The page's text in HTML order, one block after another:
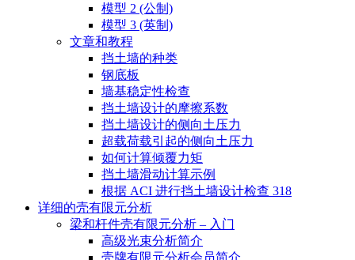
模型 2 (公制)
模型 3 (英制)
文章和教程
挡土墙的种类
钢底板
墙基稳定性检查
挡土墙设计的摩擦系数
挡土墙设计的侧向土压力
超载荷载引起的侧向土压力
如何计算倾覆力矩
挡土墙滑动计算示例
根据 ACI 进行挡土墙设计检查 318
详细的壳有限元分析
梁和杆件壳有限元分析 – 入门
高级光束分析简介
壳牌有限元分析会员简介